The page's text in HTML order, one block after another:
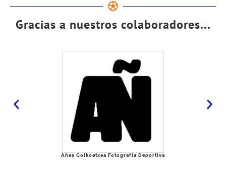
Gracias a nuestros colaboradores...
Añes Goikoetxea Fotografía Deportiva